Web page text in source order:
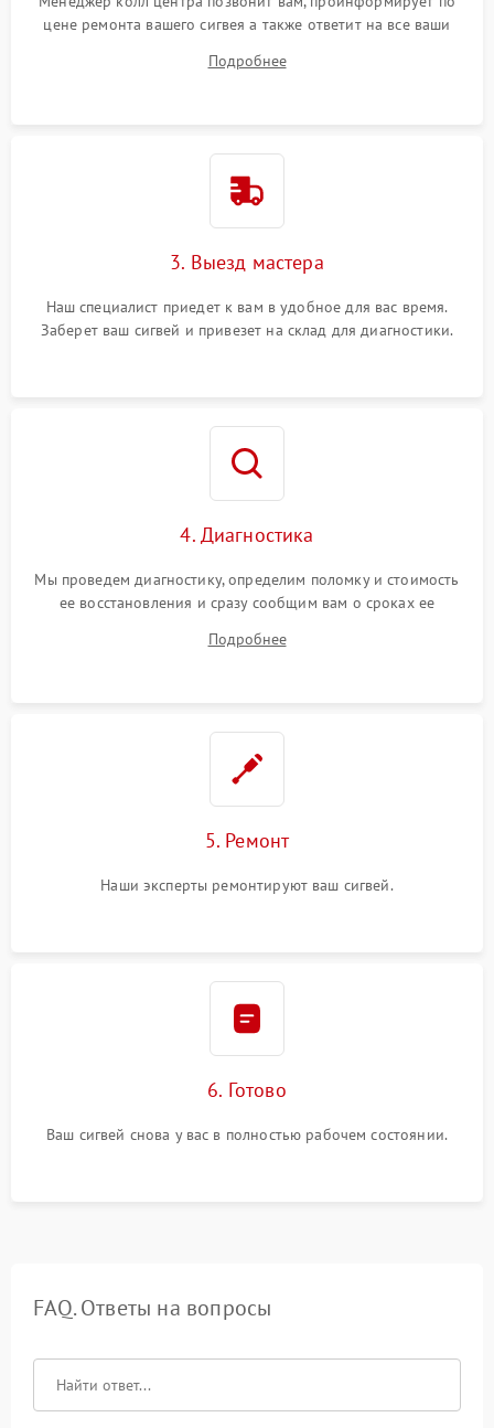
цене ремонта вашего сигвея а также ответит на все ваши
Подробнее
3. Выезд мастера
Наш специалист приедет к вам в удобное для вас время.
Заберет ваш сигвей и привезет на склад для диагностики.
4. Диагностика
Мы проведем диагностику, определим поломку и стоимость
ее восстановления и сразу сообщим вам о сроках ее
Подробнее
5. Ремонт
Наши эксперты ремонтируют ваш сигвей.
6. Готово
Ваш сигвей снова у вас в полностью рабочем состоянии.
FAQ. Ответы на вопросы